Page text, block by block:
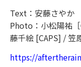
Text：安藤さやか
Photo：小松陽祐
藤千絵 [CAPS] / 笠
https://